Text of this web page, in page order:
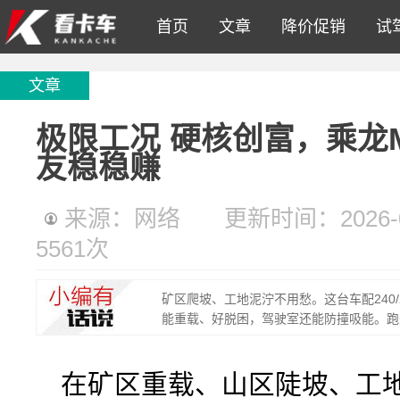
首页 文章 降价促销 试
文章
极限工况 硬核创富，乘
友稳稳赚
来源：网络
更新时间：
5561次
矿区爬坡、工地泥泞不用愁。这台车配
能重载、好脱困，驾驶室还能防撞吸能。
在矿区重载、山区陡坡、工